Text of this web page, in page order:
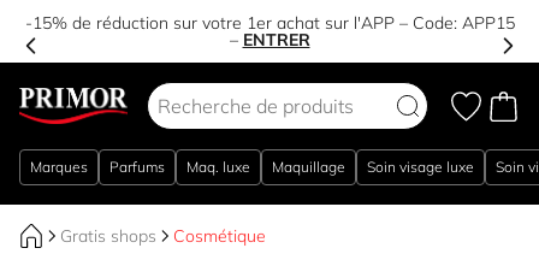
-15% de réduction sur votre 1er achat sur l'APP – Code: APP15
– ENTRER
Marques Parfums Maq. luxe Maquillage Soin visage luxe Soin
Gratis shops Cosmétique